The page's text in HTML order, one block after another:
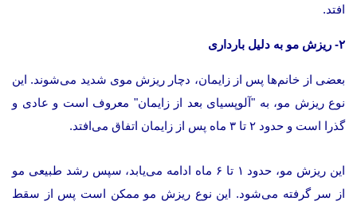
افتد.
۲- ریزش مو به دلیل بارداری
بعضی از خانم‌ها پس از زایمان، دچار ریزش موی شدید می‌شوند. این
نوع ریزش مو، به "آلوپسیای بعد از زایمان" معروف است و عادی و
گذرا است و حدود ۲ تا ۳ ماه پس از زایمان اتفاق می‌افتد.
این ریزش مو، حدود ۱ تا ۶ ماه ادامه می‌یابد، سپس رشد طبیعی مو
از سر گرفته می‌شود. این نوع ریزش مو ممکن است پس از سقط